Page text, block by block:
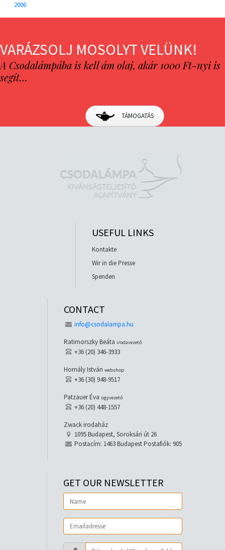
2006
VARÁZSOLJ MOSOLYT VELÜNK!
A Csodalámpába is kell ám olaj, akár 1000 Ft-nyi is
segít…
TÁMOGATÁS
USEFUL LINKS
Kontakte
Wir in die Presse
Spenden
CONTACT
info@csodalampa.hu
Ratimorszky Beáta irodavezető
+36 (20) 346-3933
Homály István webshop
+36 (30) 948-9517
Patzauer Éva ügyvezető
+36 (20) 448-1557
Zwack irodaház
1095 Budapest, Soroksári út 26
Postacím: 1463 Budapest Postafiók: 905
GET OUR NEWSLETTER